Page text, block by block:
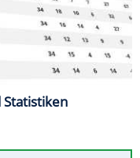
Statistiken